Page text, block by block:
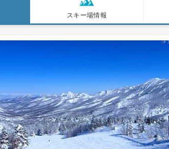
スキー場情報